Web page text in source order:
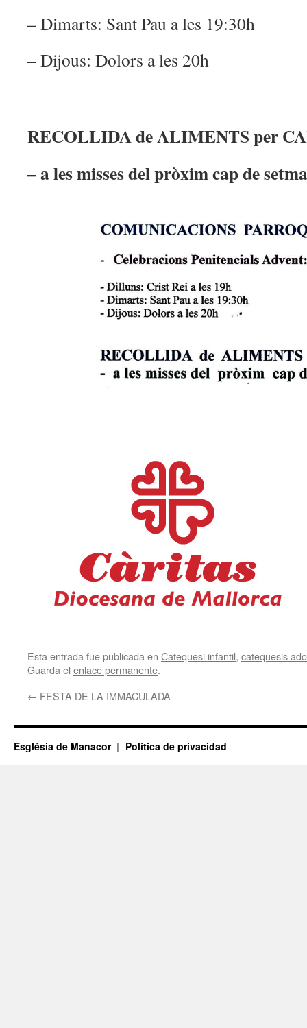
– Dimarts: Sant Pau a les 19:30h
– Dijous: Dolors a les 20h
RECOLLIDA de ALIMENTSper
– a les misses del pròxim cap de
Esta entrada fue publicada en Catequesi infantil, catequesis
Guarda el enlace permanente.
← FESTA DE LA IMMACULADA
Església de Manacor Política de privacidad